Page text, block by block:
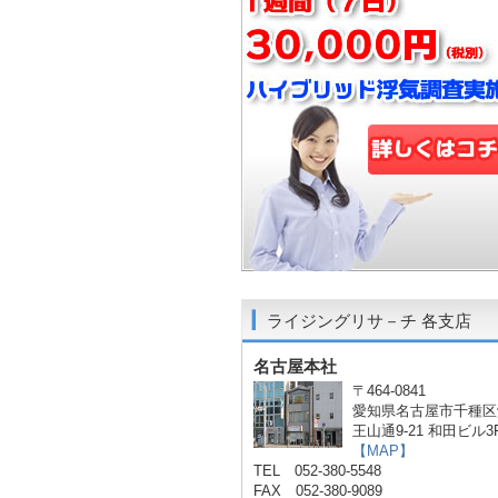
ライジングリサ－チ 各支店
名古屋本社
〒464-0841
愛知県名古屋市千種
王山通9-21 和田ビル
【MAP】
TEL 052-380-5548
FAX 052-380-9089